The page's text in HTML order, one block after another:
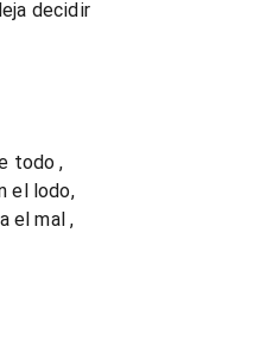
decidir
todo ,
el lodo,
el mal ,